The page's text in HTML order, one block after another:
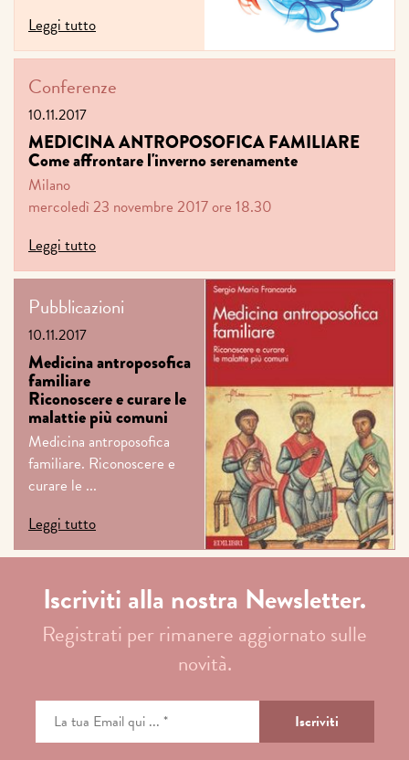
Leggi tutto
Conferenze
10.11.2017
MEDICINA ANTROPOSOFICA FAMILIARE
Come affrontare l'inverno serenamente
Milano
mercoledì 23 novembre 2017 ore 18.30
Leggi tutto
Pubblicazioni
10.11.2017
Medicina antroposofica
familiare
Riconoscere e curare le
malattie più comuni
Medicina antroposofica
familiare. Riconoscere e
curare le ...
Leggi tutto
Iscriviti alla nostra Newsletter.
Registrati per rimanere aggiornato sulle
novità.